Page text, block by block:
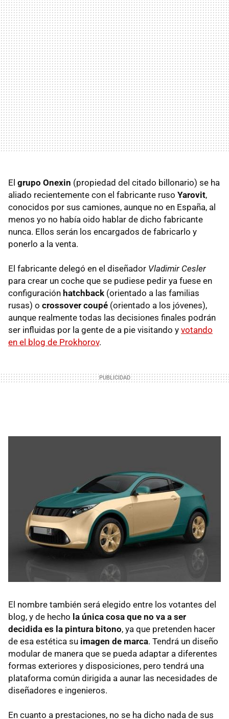
El grupo Onexin (propiedad del citado billonario) se ha
aliado recientemente con el fabricante ruso Yarovit,
conocidos por sus camiones, aunque no en España, al
menos yo no había oido hablar de dicho fabricante
nunca. Ellos serán los encargados de fabricarlo y
ponerlo a la venta.
El fabricante delegó en el diseñador Vladimir Cesler
para crear un coche que se pudiese pedir ya fuese en
configuración hatchback (orientado a las familias
rusas) o crossover coupé (orientado a los jóvenes),
aunque realmente todas las decisiones finales podrán
ser influidas por la gente de a pie visitando y votando
en el blog de Prokhorov.
El nombre también será elegido entre los votantes del
blog, y de hecho la única cosa que no va a ser
decidida es la pintura bitono, ya que pretenden hacer
de esa estética su imagen de marca. Tendrá un diseño
modular de manera que se pueda adaptar a diferentes
formas exteriores y disposiciones, pero tendrá una
plataforma común dirigida a aunar las necesidades de
diseñadores e ingenieros.
En cuanto a prestaciones, no se ha dicho nada de sus